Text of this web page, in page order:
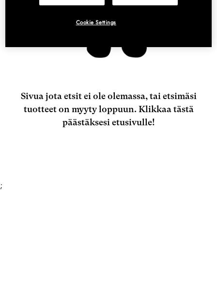
Sivua jota etsit ei ole olemassa, tai etsimäsi
tuotteet on myyty loppuun. Klikkaa tästä
päästäksesi etusivulle!
;
Cookie Settings